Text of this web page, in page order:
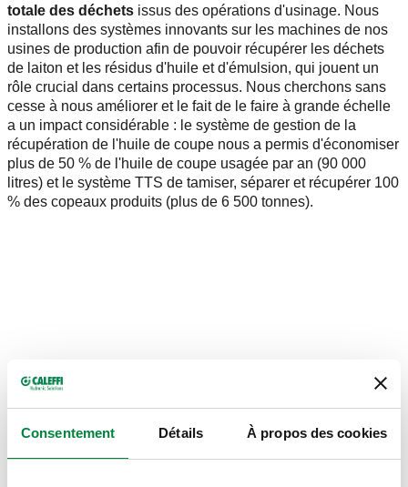
Consentement Détails À propos des cookies
totale des déchets issus des opérations d'usinage. Nous
installons des systèmes innovants sur les machines de nos
usines de production afin de pouvoir récupérer les déchets
de laiton et les résidus d'huile et d'émulsion, qui jouent un
rôle crucial dans certains processus. Nous cherchons sans
cesse à nous améliorer et le fait de le faire à grande échelle
a un impact considérable : le système de gestion de la
récupération de l'huile de coupe nous a permis d'économiser
plus de 50 % de l'huile de coupe usagée par an (90 000
litres) et le système TTS de tamiser, séparer et récupérer 100
% des copeaux produits (plus de 6 500 tonnes).